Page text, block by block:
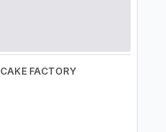
CAKE FACTORY